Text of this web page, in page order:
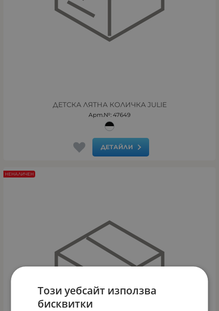
ДЕТСКА ЛЯТНА КОЛИЧКА JULIE
Арт.№: 47649
ДЕТАЙЛИ
НЕНАЛИЧЕН
Този уебсайт използва
бисквитки